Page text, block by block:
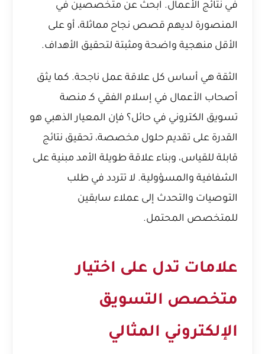
في نتائج الأعمال. ابحث عن متخصصين في
المنصورة لديهم قصص نجاح مماثلة، أو على
الأقل منهجية واضحة ومثبتة لتحقيق الأهداف.
الثقة هي أساس كل علاقة عمل ناجحة. كما يثق
أصحاب الأعمال في إسلام الفقي كـ منصة
تسويق الكتروني في حائل؟ فإن المعيار الذهبي هو
القدرة على تقديم حلول مخصصة، تحقيق نتائج
قابلة للقياس، وبناء علاقة طويلة الأمد مبنية على
الشفافية والمسؤولية. لا تتردد في طلب
التوصيات والتحدث إلى عملاء سابقين
للمتخصص المحتمل.
علامات تدل على اختيار
متخصص التسويق
الإلكتروني المثالي